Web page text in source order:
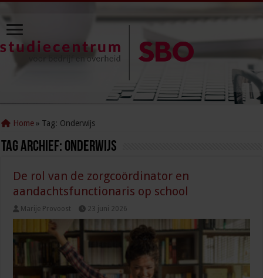
Home » Tag: Onderwijs
Tag Archief: Onderwijs
De rol van de zorgcoördinator en
aandachtsfunctionaris op school
Marije Provoost 23 juni 2026